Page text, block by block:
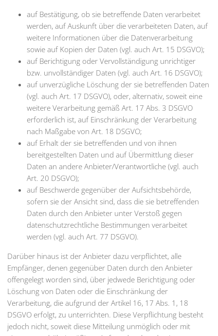
auf Bestätigung, ob sie betreffende Daten verarbeitet
werden, auf Auskunft über die verarbeiteten Daten, auf
weitere Informationen über die Datenverarbeitung
sowie auf Kopien der Daten (vgl. auch Art. 15 DSGVO);
auf Berichtigung oder Vervollständigung unrichtiger
bzw. unvollständiger Daten (vgl. auch Art. 16 DSGVO);
auf unverzügliche Löschung der sie betreffenden Daten
(vgl. auch Art. 17 DSGVO), oder, alternativ, soweit eine
weitere Verarbeitung gemäß Art. 17 Abs. 3 DSGVO
erforderlich ist, auf Einschränkung der Verarbeitung
nach Maßgabe von Art. 18 DSGVO;
auf Erhalt der sie betreffenden und von ihnen
bereitgestellten Daten und auf Übermittlung dieser
Daten an andere Anbieter/Verantwortliche (vgl. auch
Art. 20 DSGVO);
auf Beschwerde gegenüber der Aufsichtsbehörde,
sofern sie der Ansicht sind, dass die sie betreffenden
Daten durch den Anbieter unter Verstoß gegen
datenschutzrechtliche Bestimmungen verarbeitet
werden (vgl. auch Art. 77 DSGVO).
Darüber hinaus ist der Anbieter dazu verpflichtet, alle
Empfänger, denen gegenüber Daten durch den Anbieter
offengelegt worden sind, über jedwede Berichtigung oder
Löschung von Daten oder die Einschränkung der
Verarbeitung, die aufgrund der Artikel 16, 17 Abs. 1, 18
DSGVO erfolgt, zu unterrichten. Diese Verpflichtung besteht
jedoch nicht, soweit diese Mitteilung unmöglich oder mit